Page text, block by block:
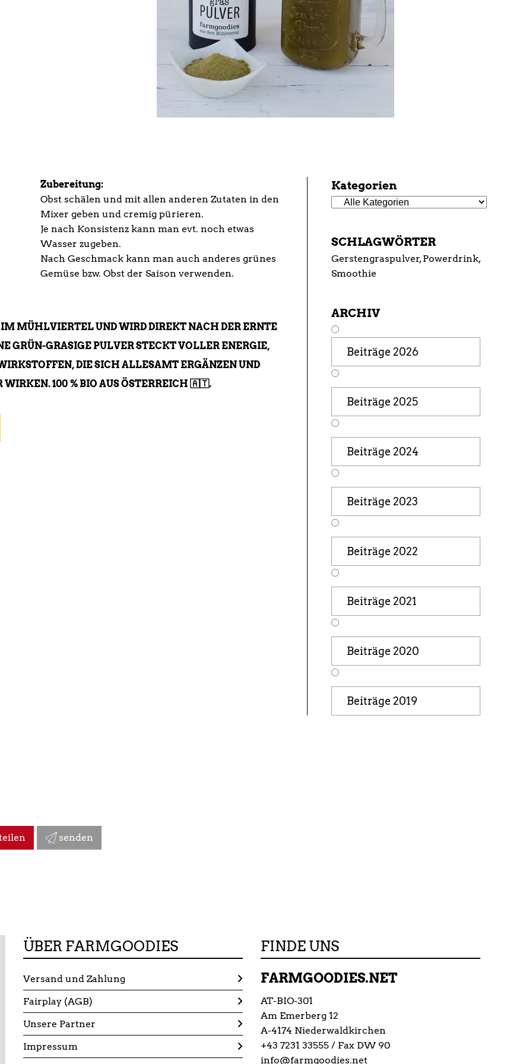
Zubereitung:
Obst schälen und mit allen anderen Zutaten in den
Mixer geben und cremig pürieren.
Je nach Konsistenz kann man evt. noch etwas
Wasser zugeben.
Nach Geschmack kann man auch anderes grünes
Gemüse bzw. Obst der Saison verwenden.
MÜHLVIERTEL UND WIRD DIREKT NACH DER ERNTE
GRÜN-GRASIGE PULVER STECKT VOLLER ENERGIE,
DIE SICH ALLESAMT ERGÄNZEN UND
WIRKEN. 100 % BIO AUS ÖSTERREICH 🇦🇹.
Kategorien
SCHLAGWÖRTER
Gerstengraspulver Powerdrink
Smoothie
ARCHIV
Beiträge 2026
Beiträge 2025
Beiträge 2024
Beiträge 2023
Beiträge 2022
Beiträge 2021
Beiträge 2020
Beiträge 2019
senden
ÜBER FARMGOODIES
Versand und Zahlung
Fairplay (AGB)
Unsere Partner
Impressum
FINDE UNS
FARMGOODIES.NET
AT-BIO-301
Am Emerberg 12
A-4174 Niederwaldkirchen
+43 7231 33555 / Fax DW 90
info@farmgoodies.net